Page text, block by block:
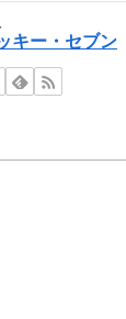
キー・セブン